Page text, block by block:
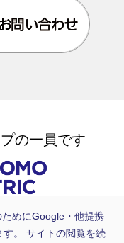
めにGoogle・他提携
。 サイトの閲覧を続
の一員です